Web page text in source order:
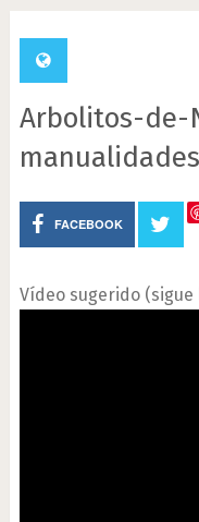
Arbolitos-de-
FACEBOOK
Vídeo sugerido